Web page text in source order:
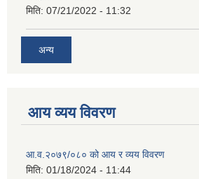
मिति: 07/21/2022 - 11:32
अन्य
आय व्यय विवरण
आ.व.२०७९/०८० को आय र व्यय विवरण
मिति: 01/18/2024 - 11:44